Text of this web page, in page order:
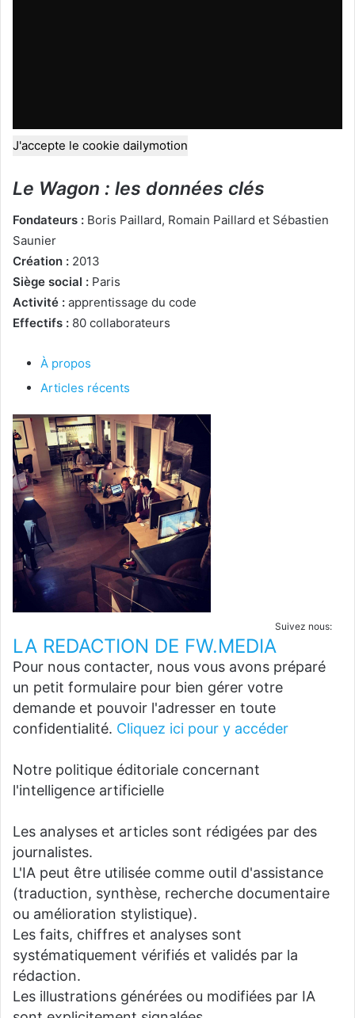
J'accepte le cookie dailymotion
Le Wagon : les données clés
Fondateurs : Boris Paillard, Romain Paillard et Sébastien
Saunier
Création : 2013
Siège social : Paris
Activité : apprentissage du code
Effectifs : 80 collaborateurs
À propos
Articles récents
Suivez nous:
LA REDACTION DE FW.MEDIA
Pour nous contacter, nous vous avons préparé
un petit formulaire pour bien gérer votre
demande et pouvoir l'adresser en toute
confidentialité. Cliquez ici pour y accéder
Notre politique éditoriale concernant
l'intelligence artificielle
Les analyses et articles sont rédigées par des
journalistes.
L'IA peut être utilisée comme outil d'assistance
(traduction, synthèse, recherche documentaire
ou amélioration stylistique).
Les faits, chiffres et analyses sont
systématiquement vérifiés et validés par la
rédaction.
Les illustrations générées ou modifiées par IA